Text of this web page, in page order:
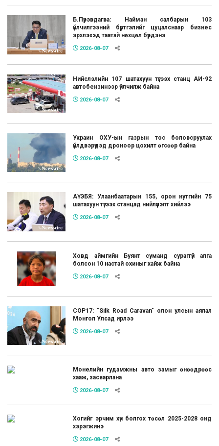
Б.Пүрэвдагва: Найман салбарын 103
үйлчилгээний бүртгэлийг цуцалснаар бизнес
эрхлэхэд таатай нөхцөл бүрдэнэ
2026-08-07
Нийслэлийн 107 шатахуун түгээх станц АИ-92
автобензинээр үйлчилж байна
2026-08-07
Украин ОХУ-ын газрын тос боловсруулах
үйлдвэрүүдэд дроноор цохилт өгсөөр байна
2026-08-07
АҮЭБЯ: Улаанбаатарын 155, орон нутгийн 75
шатахуун түгээх станцад нийлүүлэлт хийлээ
2026-08-07
Ховд аймгийн Буянт суманд сураггүй алга
болсон 10 настай охиныг хайж байна
2026-08-07
COP17: "Silk Road Caravan" олон улсын аялал
Монгол Улсад ирлээ
2026-08-07
Монелийн гудамжны авто замыг өнөөдрөөс
хааж, засварлана
2026-08-07
Хогийг эрчим хүч болгох төсөл 2025-2028 онд
хэрэгжинэ
2026-08-07